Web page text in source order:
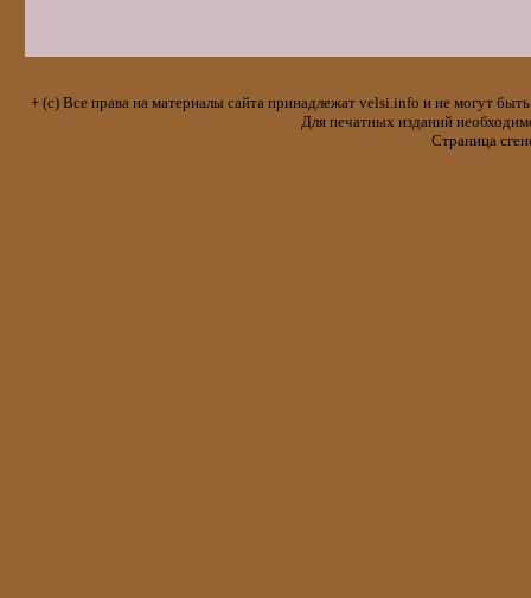
+ (с) Все права на материалы сайта принадлежат velsi.info и не могут
Для печатных изданий
Страница